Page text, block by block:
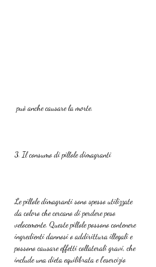
può anche causare la morte.
3. Il consumo di pillole dimagranti
Le pillole dimagranti sono spesso utilizzate
da coloro che cercano di perdere peso
velocemente. Queste pillole possono contenere
ingredienti dannosi o addirittura illegali e
possono causare effetti collaterali gravi, che
include una dieta equilibrata e l'esercizio